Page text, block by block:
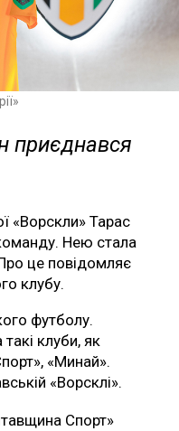
приєднався
«Ворскли» Тарас
Нею стала
це повідомляє
клубу.
футболу.
клуби, як
«Минай».
«Ворсклі».
Спорт»